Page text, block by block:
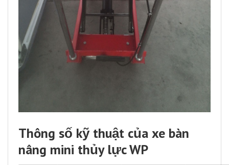
Thông số kỹ thuật của xe bàn
nâng mini thủy lực WP